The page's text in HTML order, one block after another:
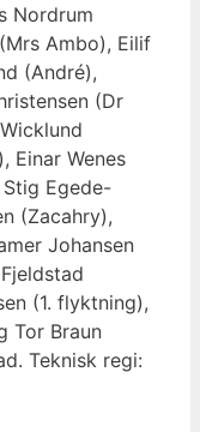
Nordrum
Ambo), Eilif
(André),
(Dr
Einar Wenes
Egede-
(Zacahry),
Johansen
(1. flyktning),
Tor Braun
Teknisk regi: